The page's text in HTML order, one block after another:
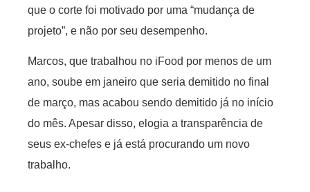
que o corte foi motivado por uma “mudança de
projeto”, e não por seu desempenho.
Marcos, que trabalhou no iFood por menos de um
ano, soube em janeiro que seria demitido no final
de março, mas acabou sendo demitido já no início
do mês. Apesar disso, elogia a transparência de
seus ex-chefes e já está procurando um novo
trabalho.